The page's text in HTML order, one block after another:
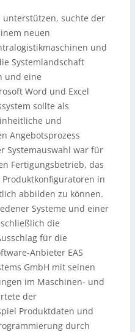
unterstützen, suchte der
neuen
und
Systemlandschaft
und eine
Word und Excel
sollte als
und
Angebotsprozess
Systemauswahl war für
Fertigungsbetrieb, das
in
abbilden zu können.
Systeme und einer
die
für die
Anbieter EAS
GmbH mit seinen
im Maschinen- und
der
Produktdaten und
durch